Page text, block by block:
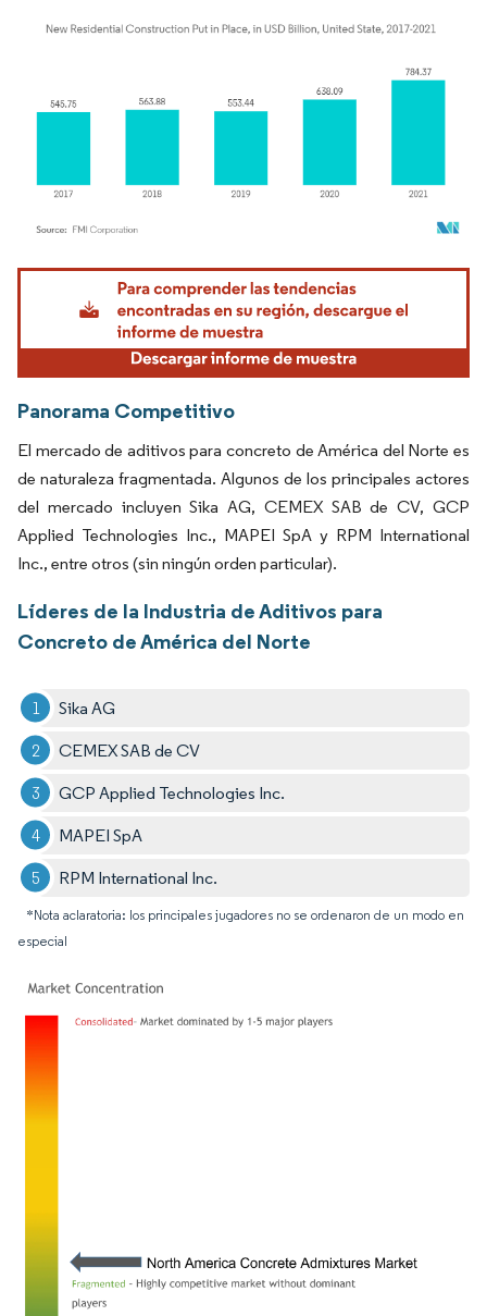
Imagen © Mordor Intelligence. El uso requiere atribución según CC BY 4.0.
Panorama Competitivo
El mercado de aditivos para concreto de América del Norte es
de naturaleza fragmentada. Algunos de los principales actores
del mercado incluyen Sika AG, CEMEX SAB de CV, GCP
Applied Technologies Inc., MAPEI SpA y RPM International
Inc., entre otros (sin ningún orden particular).
Líderes de la Industria de Aditivos para
Concreto de América del Norte
Sika AG
CEMEX SAB de CV
GCP Applied Technologies Inc.
MAPEI SpA
RPM International Inc.
*Nota aclaratoria: los principales jugadores no se ordenaron de un modo en
especial